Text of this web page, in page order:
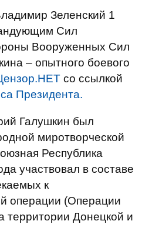
Зеленский 1
Сил
Вооруженных Сил
– опытного боевого
со ссылкой
Президента.
Галушкин был
миротворческой
Республика
участвовал в составе
к
операции (Операции
территории Донецкой и